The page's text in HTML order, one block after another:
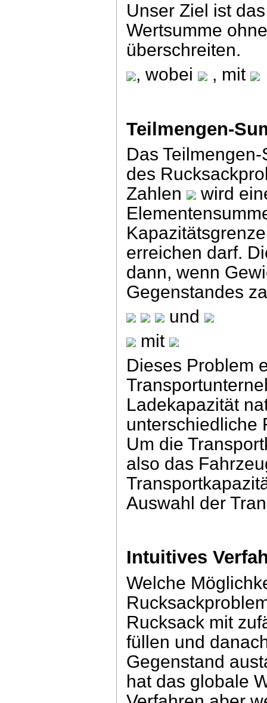
Unser Ziel ist
Wertsumme
überschreiten.
, wobei
, mit
Teilmengen-
Das
des
Zahlen
wird
erreichen darf.
dann, wenn
Gegenstandes
und
mit
Dieses Problem
Ladekapazität
unterschiedliche
Um die
also das
Auswahl der
Intuitives
Welche
Rucksack mit
füllen und
Gegenstand
hat das globale